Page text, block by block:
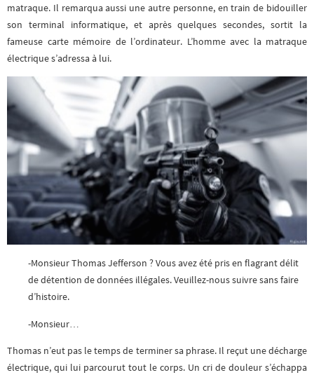
matraque. Il remarqua aussi une autre personne, en train de bidouiller
son terminal informatique, et après quelques secondes, sortit la
fameuse carte mémoire de l’ordinateur. L’homme avec la matraque
électrique s’adressa à lui.
-Monsieur Thomas Jefferson ? Vous avez été pris en flagrant délit
de détention de données illégales. Veuillez-nous suivre sans faire
d’histoire.
-Monsieur…
Thomas n’eut pas le temps de terminer sa phrase. Il reçut une décharge
électrique, qui lui parcourut tout le corps. Un cri de douleur s’échappa